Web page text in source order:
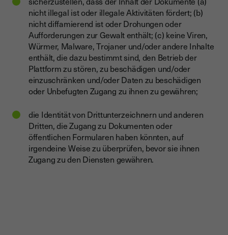
nicht illegal ist oder illegale Aktivitäten fördert; (b)
nicht diffamierend ist oder Drohungen oder
Aufforderungen zur Gewalt enthält; (c) keine Viren,
Würmer, Malware, Trojaner und/oder andere Inhalte
enthält, die dazu bestimmt sind, den Betrieb der
Plattform zu stören, zu beschädigen und/oder
einzuschränken und/oder Daten zu beschädigen
oder Unbefugten Zugang zu ihnen zu gewähren;
die Identität von Drittunterzeichnern und anderen
Dritten, die Zugang zu Dokumenten oder
öffentlichen Formularen haben könnten, auf
irgendeine Weise zu überprüfen, bevor sie ihnen
Zugang zu den Diensten gewähren.